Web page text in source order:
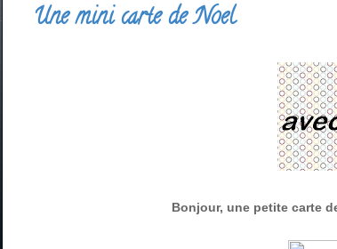
Une mini carte de Noel
Bonjour, une petite carte